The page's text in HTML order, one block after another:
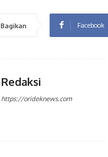
Bagikan Facebook
Redaksi
https://orideknews.com